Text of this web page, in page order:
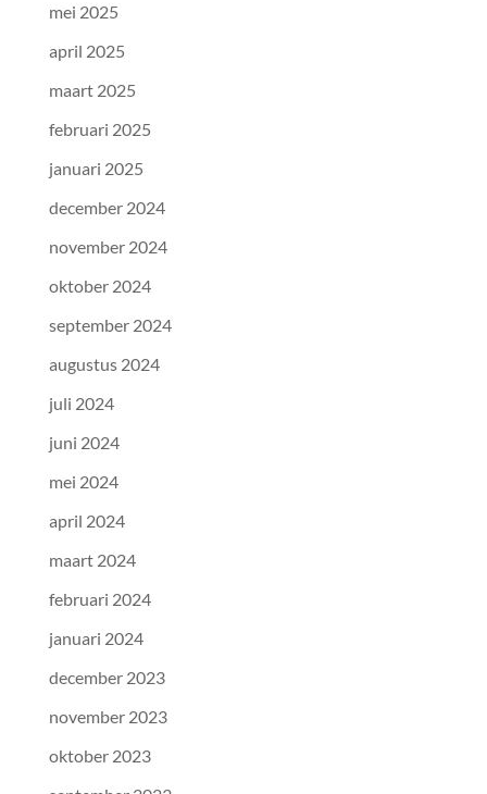
mei 2025
april 2025
maart 2025
februari 2025
januari 2025
december 2024
november 2024
oktober 2024
september 2024
augustus 2024
juli 2024
juni 2024
mei 2024
april 2024
maart 2024
februari 2024
januari 2024
december 2023
november 2023
oktober 2023